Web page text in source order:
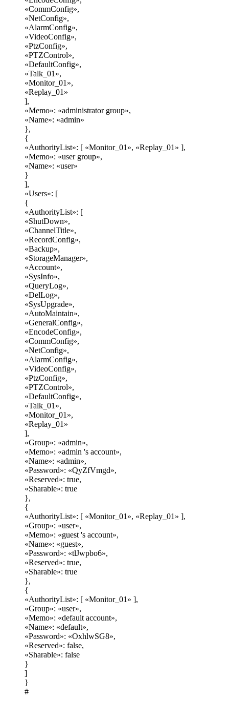
«CommConfig»,
«NetConfig»,
«AlarmConfig»,
«VideoConfig»,
«PtzConfig»,
«PTZControl»,
«DefaultConfig»,
«Talk_01»,
«Monitor_01»,
«Replay_01»
],
«Memo»: «administrator group»,
«Name»: «admin»
},
{
«AuthorityList»: [ «Monitor_01», «Replay_01» ],
«Memo»: «user group»,
«Name»: «user»
}
],
«Users»: [
{
«AuthorityList»: [
«ShutDown»,
«ChannelTitle»,
«RecordConfig»,
«Backup»,
«StorageManager»,
«Account»,
«SysInfo»,
«QueryLog»,
«DelLog»,
«SysUpgrade»,
«AutoMaintain»,
«GeneralConfig»,
«EncodeConfig»,
«CommConfig»,
«NetConfig»,
«AlarmConfig»,
«VideoConfig»,
«PtzConfig»,
«PTZControl»,
«DefaultConfig»,
«Talk_01»,
«Monitor_01»,
«Replay_01»
],
«Group»: «admin»,
«Memo»: «admin 's account»,
«Name»: «admin»,
«Password»: «QyZfVmgd»,
«Reserved»: true,
«Sharable»: true
},
{
«AuthorityList»: [ «Monitor_01», «Replay_01» ],
«Group»: «user»,
«Memo»: «guest 's account»,
«Name»: «guest»,
«Password»: «tlJwpbo6»,
«Reserved»: true,
«Sharable»: true
},
{
«AuthorityList»: [ «Monitor_01» ],
«Group»: «user»,
«Memo»: «default account»,
«Name»: «default»,
«Password»: «OxhlwSG8»,
«Reserved»: false,
«Sharable»: false
}
]
}
#